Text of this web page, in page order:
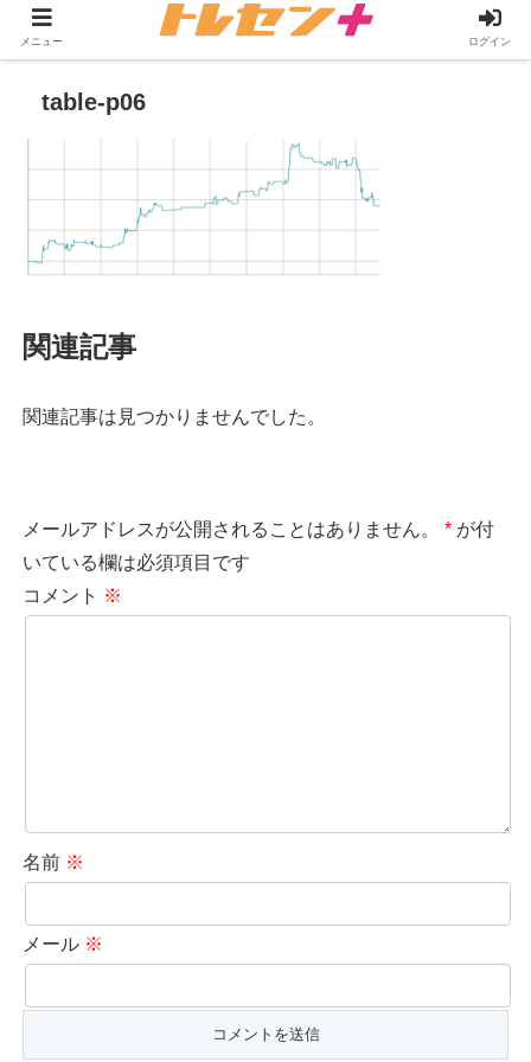
table-p06
関連記事
関連記事は見つかりませんでした。
メールアドレスが公開されることはありません。 * が付
いている欄は必須項目です
コメント ※
名前 ※
メール ※
メニュー ログイン